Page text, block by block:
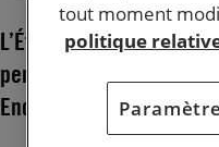
L’État vénézuélien
personnes les plus
Enquête.
tout moment
politique